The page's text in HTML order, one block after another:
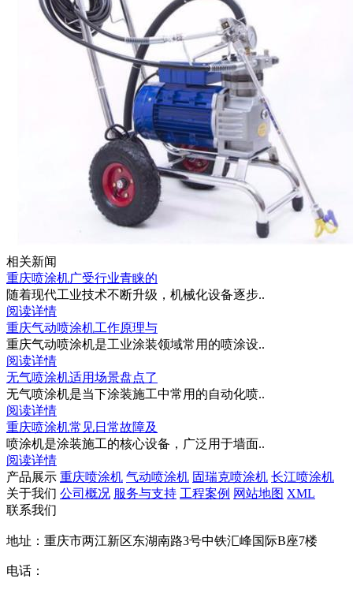
相关新闻
重庆喷涂机广受行业青睐的
随着现代工业技术不断升级，机械化设备逐步..
阅读详情
重庆气动喷涂机工作原理与
重庆气动喷涂机是工业涂装领域常用的喷涂设..
阅读详情
无气喷涂机适用场景盘点了
无气喷涂机是当下涂装施工中常用的自动化喷..
阅读详情
重庆喷涂机常见日常故障及
喷涂机是涂装施工的核心设备，广泛用于墙面..
阅读详情
产品展示 重庆喷涂机 气动喷涂机 固瑞克喷涂机 长江喷涂机
关于我们 公司概况 服务与支持 工程案例 网站地图 XML
联系我们
地址：重庆市两江新区东湖南路3号中铁汇峰国际B座7楼
电话：